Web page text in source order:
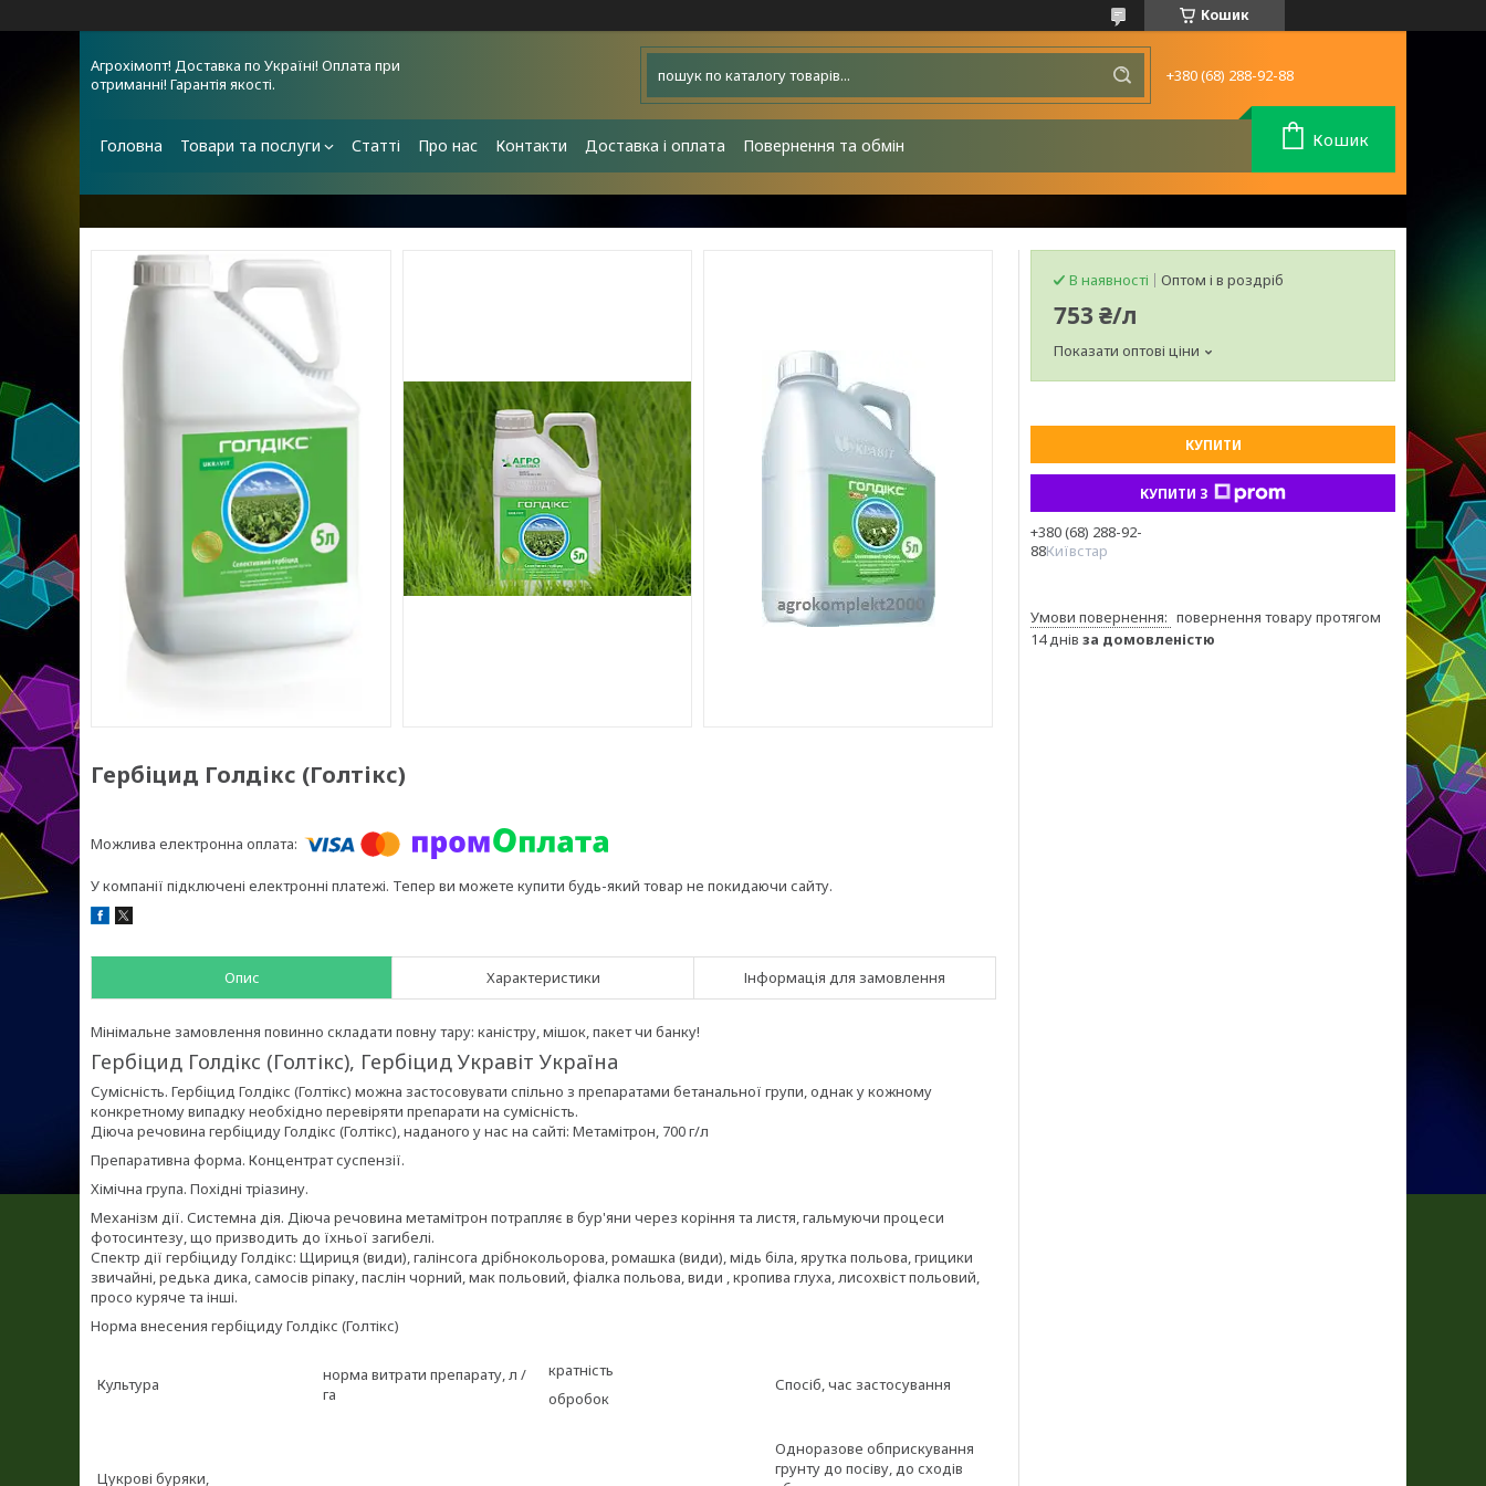
Кошик
Агрохімопт! Доставка по Україні! Оплата при
отриманні! Гарантія якості.
+380 (68) 288-92-88
Головна Товари та послуги Статті Про нас Контакти Доставка і оплата Повернення та обмін Кошик
Гербіцид Голдікс (Голтікс)
У компанії підключені електронні платежі. Тепер ви можете купити будь-який товар не покидаючи сайту.
Опис Характеристики Інформація для замовлення
Мінімальне замовлення повинно складати повну тару: каністру, мішок, пакет чи банку!
Гербіцид Голдікс (Голтікс), Гербіцид Укравіт Україна
Сумісність. Гербіцид Голдікс (Голтікс) можна застосовувати спільно з препаратами бетанальної групи, однак у кожному
конкретному випадку необхідно перевіряти препарати на сумісність.
Діюча речовина гербіциду Голдікс (Голтікс), наданого у нас на сайті: Метамітрон, 700 г/л
Препаративна форма. Концентрат суспензії.
Хімічна група. Похідні тріазину.
Механізм дії. Системна дія. Діюча речовина метамітрон потрапляє в бур'яни через коріння та листя, гальмуючи процеси
фотосинтезу, що призводить до їхньої загибелі.
Спектр дії гербіциду Голдікс: Щириця (види), галінсога дрібнокольорова, ромашка (види), мідь біла, ярутка польова, грицики
звичайні, редька дика, самосів ріпаку, паслін чорний, мак польовий, фіалка польова, види , кропива глуха, лисохвіст польовий,
просо куряче та інші.
Норма внесения гербіциду Голдікс (Голтікс)
Культура
норма витрати препарату, л /
га
кратність
обробок
Спосіб, час застосування
Цукрові буряки,
Одноразове обприскування
грунту до посіву, до сходів
В наявності Оптом і в роздріб
753 ₴/л
Показати оптові ціни
КУПИТИ
КУПИТИ З
+380 (68) 288-92-
88Київстар
повернення товару протягом
14 днів за домовленістю